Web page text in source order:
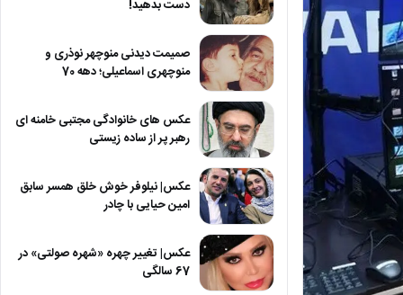
دست بدهید!
صمیمت دیدنی منوچهر نوذری و
منوچهری اسماعیلی؛ دهه 70
عکس های خانوادگی مجتبی خامنه ای
رهبر پر از ساده زیستی
عکس| نیلوفر خوش خلق همسر سابق
امین حیایی با چادر
عکس| تغییر چهره «شهره صولتی» در
67 سالگی